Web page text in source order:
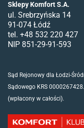
Sklepy Komfort S.A.
ul. Srebrzyńska 14
91-074 Łódź
tel. +48 532 220 427
NIP 851-29-91-593
Sąd Rejonowy dla Łodzi-
Sądowego KRS
(wpłacony w całości).